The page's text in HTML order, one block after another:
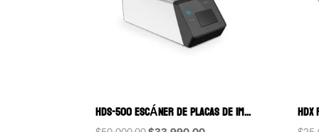
HDS-500 ESCÁNER DE PLACAS DE IMÁGENES DIGITALES HANDY